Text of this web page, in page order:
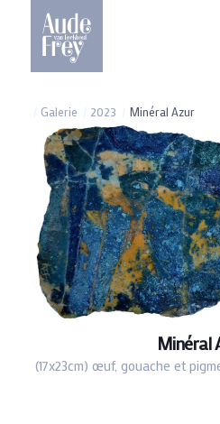
Galerie 2023 Minéral Azur
Minéral
(17x23cm) œuf, gouache et